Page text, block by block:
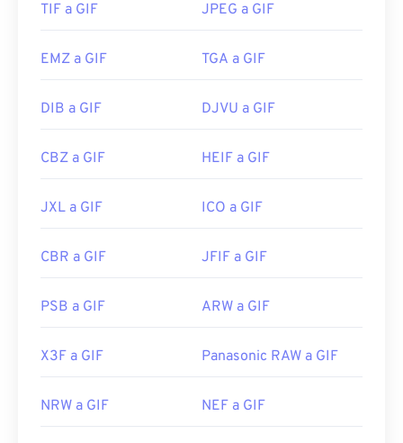
Lanzamiento inicial:
15 de junio de 1987
TIF a GIF JPEG a GIF
EMZ a GIF TGA a GIF
DIB a GIF DJVU a GIF
CBZ a GIF HEIF a GIF
JXL a GIF ICO a GIF
CBR a GIF JFIF a GIF
PSB a GIF ARW a GIF
X3F a GIF Panasonic RAW a GIF
NRW a GIF NEF a GIF